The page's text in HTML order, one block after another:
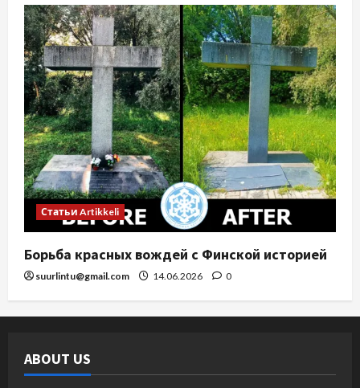
Статьи Artikkeli
Борьба красных вождей с Финской историей
suurlintu@gmail.com 14.06.2026 0
ABOUT US